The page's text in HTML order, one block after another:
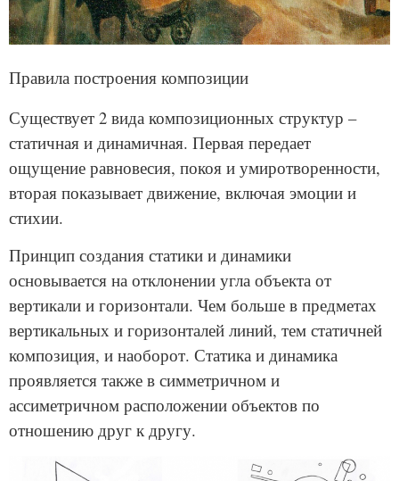
Правила построения композиции
Существует 2 вида композиционных структур –
статичная и динамичная. Первая передает
ощущение равновесия, покоя и умиротворенности,
вторая показывает движение, включая эмоции и
стихии.
Принцип создания статики и динамики
основывается на отклонении угла объекта от
вертикали и горизонтали. Чем больше в предметах
вертикальных и горизонталей линий, тем статичней
композиция, и наоборот. Статика и динамика
проявляется также в симметричном и
ассиметричном расположении объектов по
отношению друг к другу.